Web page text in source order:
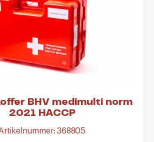
BHV medimulti norm
2021 HACCP
368805